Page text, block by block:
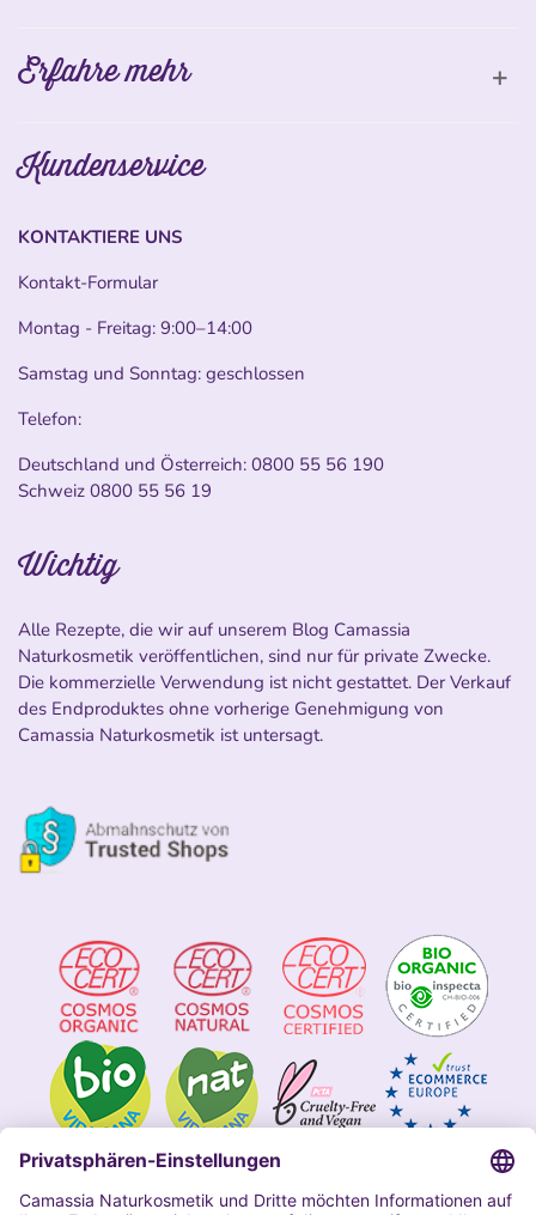
Erfahre mehr
Kundenservice
KONTAKTIERE UNS
Kontakt-Formular
Montag - Freitag: 9:00–14:00
Samstag und Sonntag: geschlossen
Telefon:
Deutschland und Österreich: 0800 55 56 190
Schweiz 0800 55 56 19
Wichtig
Alle Rezepte, die wir auf unserem Blog Camassia
Naturkosmetik veröffentlichen, sind nur für private Zwecke.
Die kommerzielle Verwendung ist nicht gestattet. Der Verkauf
des Endproduktes ohne vorherige Genehmigung von
Camassia Naturkosmetik ist untersagt.
Impressum